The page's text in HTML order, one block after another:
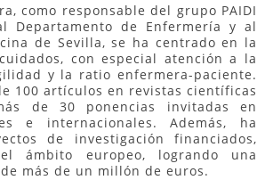
como responsable del grupo PAIDI
Departamento de Enfermería y al
de Sevilla, se ha centrado en la
con especial atención a la
y la ratio enfermera-paciente.
100 artículos en revistas científicas
de 30 ponencias invitadas en
e internacionales. Además, ha
de investigación financiados,
ámbito europeo, logrando una
más de un millón de euros.